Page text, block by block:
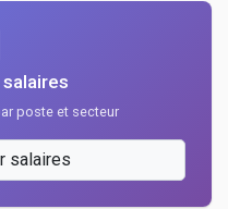
poste et secteur
salaires